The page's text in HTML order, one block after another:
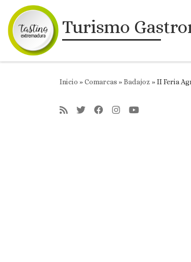
Saltar al contenido
Turismo
Inicio »Comarcas »Badajoz »II Feria